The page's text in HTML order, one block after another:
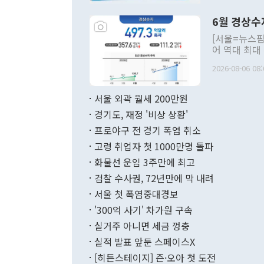
주의적 희망
관의 대북
관 부처 장
관의 무리한
다. [정동영 통일부 장관이 지난달 23일 오후 서울 종로구 정부서울청사에
무너졌다고
함께 4자 대
"우리의 선
6월 경상
[서울=뉴스
어 역대 최
료=한국은행] 한국은행이 6일 발표한 '2026년 6월 국제수지(잠정)'
며 월간 기
196.9% 급
수출은
기록했지만
2026-08-06
서울 외곽 월세 200만원
경기도, 재정 '비상 상황'
프로야구 전 경기 폭염 취소
고령 취업자 첫 1000만명 돌파
화물선 운임 3주만에 최고
검찰 수사권, 72년만에 막 내려
서울 첫 폭염중대경보
'300억 사기' 차가원 구속
실거주 아니면 세금 껑충
실적 발표 앞둔 스페이스X
[히든스테이지] 즌·오아 첫 도전